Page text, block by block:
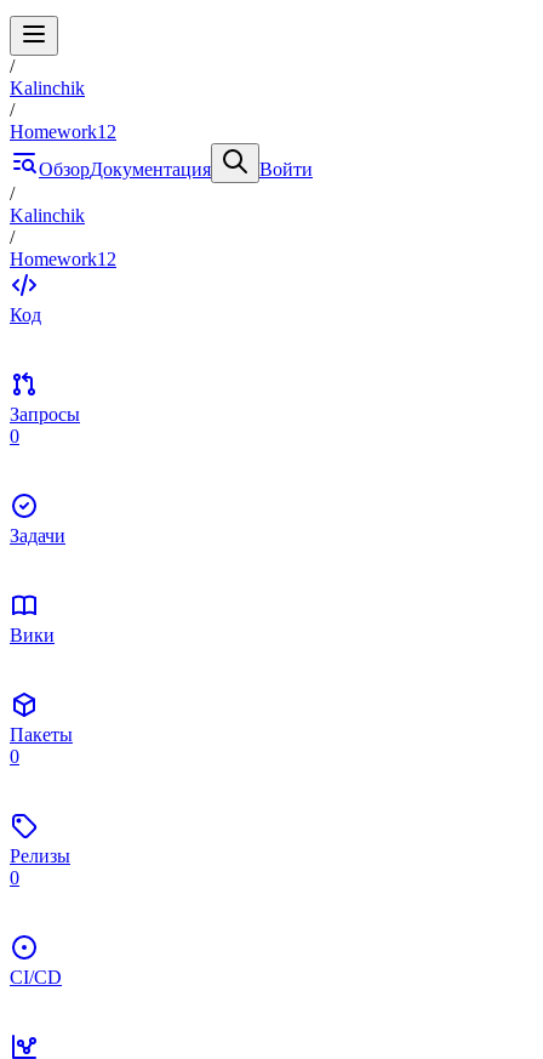
/
Kalinchik
/
Homework12
ОбзорДокументация
Войти
/
Kalinchik
/
Homework12
Код
Запросы
0
Задачи
Вики
Пакеты
0
Релизы
0
CI/CD